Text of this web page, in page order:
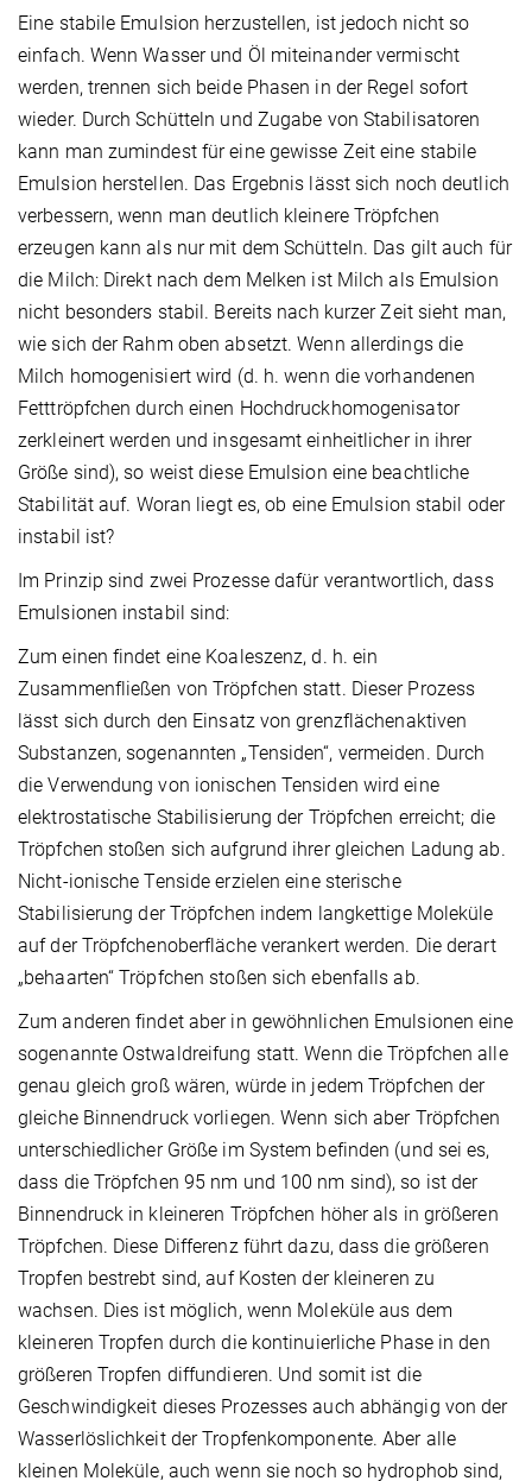
Eine stabile Emulsion herzustellen, ist jedoch nicht so
einfach. Wenn Wasser und Öl miteinander vermischt
werden, trennen sich beide Phasen in der Regel sofort
wieder. Durch Schütteln und Zugabe von Stabilisatoren
kann man zumindest für eine gewisse Zeit eine stabile
Emulsion herstellen. Das Ergebnis lässt sich noch deutlich
verbessern, wenn man deutlich kleinere Tröpfchen
erzeugen kann als nur mit dem Schütteln. Das gilt auch für
die Milch: Direkt nach dem Melken ist Milch als Emulsion
nicht besonders stabil. Bereits nach kurzer Zeit sieht man,
wie sich der Rahm oben absetzt. Wenn allerdings die
Milch homogenisiert wird (d. h. wenn die vorhandenen
Fetttröpfchen durch einen Hochdruckhomogenisator
zerkleinert werden und insgesamt einheitlicher in ihrer
Größe sind), so weist diese Emulsion eine beachtliche
Stabilität auf. Woran liegt es, ob eine Emulsion stabil oder
instabil ist?
Im Prinzip sind zwei Prozesse dafür verantwortlich, dass
Emulsionen instabil sind:
Zum einen findet eine Koaleszenz, d. h. ein
Zusammenfließen von Tröpfchen statt. Dieser Prozess
lässt sich durch den Einsatz von grenzflächenaktiven
Substanzen, sogenannten „Tensiden“, vermeiden. Durch
die Verwendung von ionischen Tensiden wird eine
elektrostatische Stabilisierung der Tröpfchen erreicht; die
Tröpfchen stoßen sich aufgrund ihrer gleichen Ladung ab.
Nicht-ionische Tenside erzielen eine sterische
Stabilisierung der Tröpfchen indem langkettige Moleküle
auf der Tröpfchenoberfläche verankert werden. Die derart
„behaarten“ Tröpfchen stoßen sich ebenfalls ab.
Zum anderen findet aber in gewöhnlichen Emulsionen eine
sogenannte Ostwaldreifung statt. Wenn die Tröpfchen alle
genau gleich groß wären, würde in jedem Tröpfchen der
gleiche Binnendruck vorliegen. Wenn sich aber Tröpfchen
unterschiedlicher Größe im System befinden (und sei es,
dass die Tröpfchen 95 nm und 100 nm sind), so ist der
Binnendruck in kleineren Tröpfchen höher als in größeren
Tröpfchen. Diese Differenz führt dazu, dass die größeren
Tropfen bestrebt sind, auf Kosten der kleineren zu
wachsen. Dies ist möglich, wenn Moleküle aus dem
kleineren Tropfen durch die kontinuierliche Phase in den
größeren Tropfen diffundieren. Und somit ist die
Geschwindigkeit dieses Prozesses auch abhängig von der
Wasserlöslichkeit der Tropfenkomponente. Aber alle
kleinen Moleküle, auch wenn sie noch so hydrophob sind,